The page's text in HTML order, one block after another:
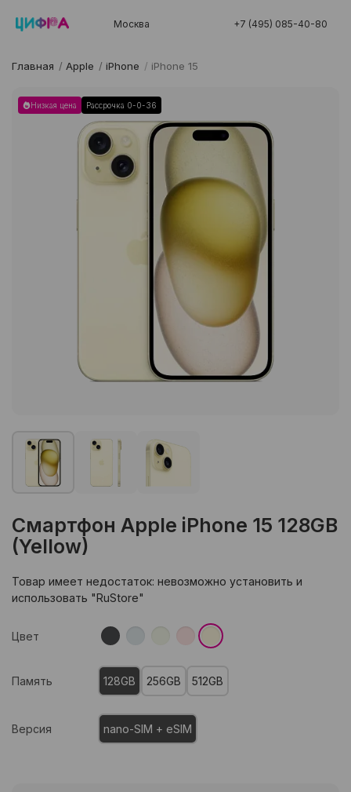
Москва +7 (495) 085-40-80
Главная / Apple / iPhone / iPhone 15
Низкая цена Рассрочка 0-0-36
Смартфон Apple iPhone 15 128GB
(Yellow)
Товар имеет недостаток: невозможно установить и
использовать "RuStore"
Цвет
Память 128GB 256GB 512GB
Версия nano-SIM + eSIM